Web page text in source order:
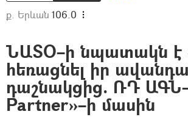
ք. Երևան 106.0
ՆԱՏՕ–ի նպատակն է
հեռացնել իր
դաշնակցից. ՌԴ
Partner»–ի մասին